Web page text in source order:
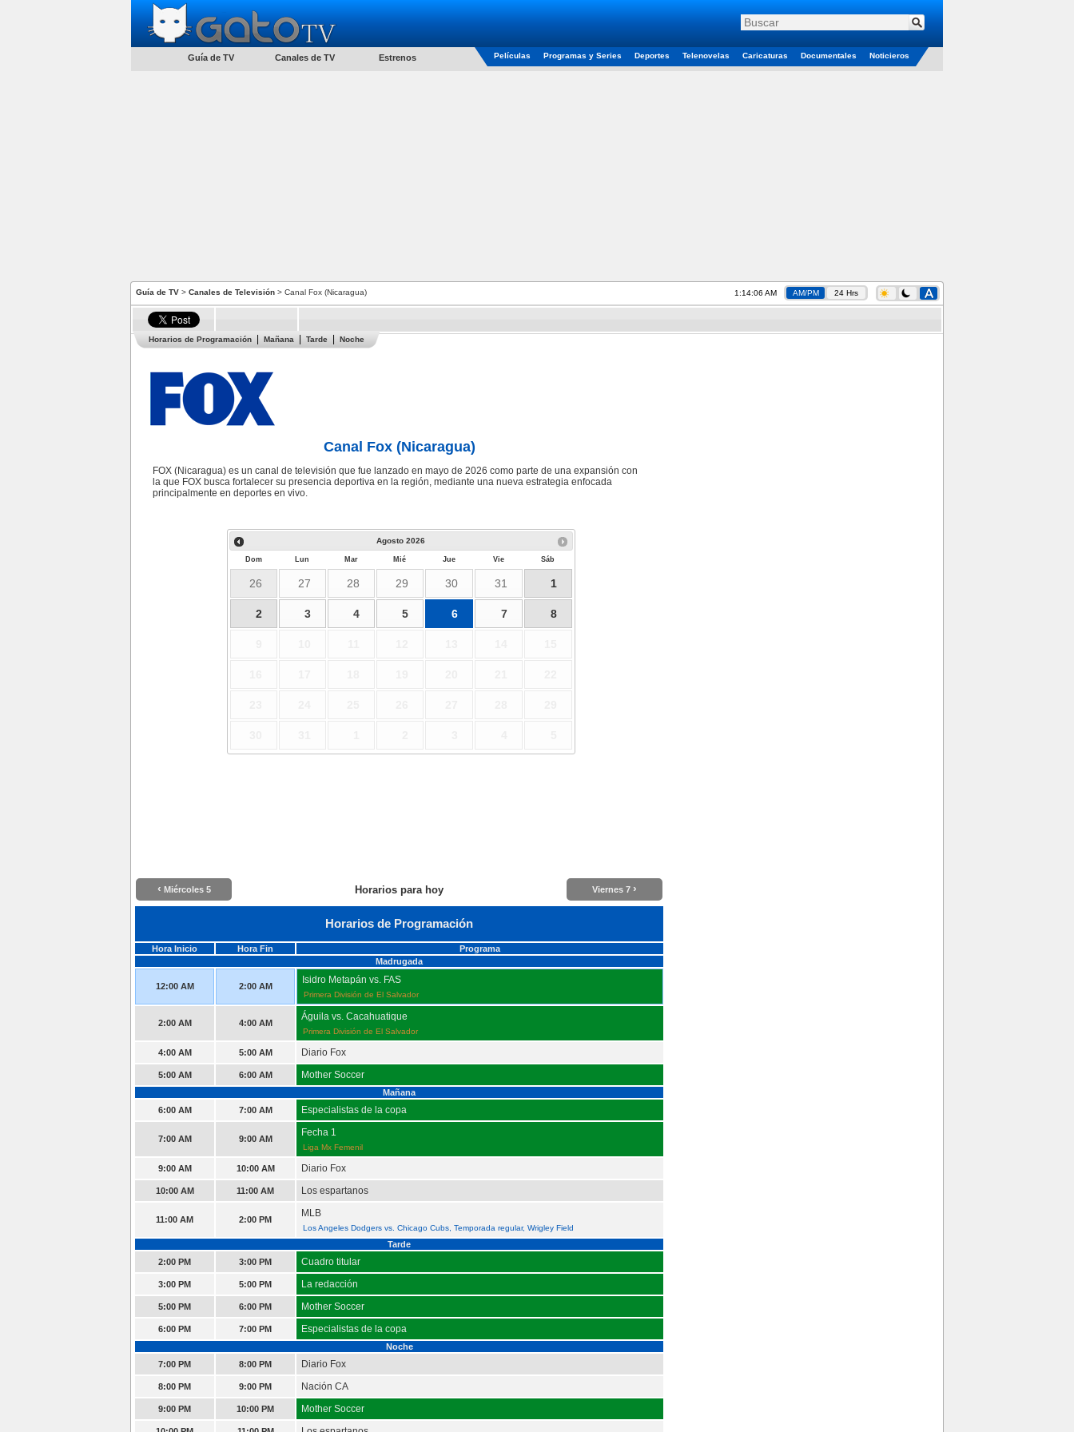
Guía de TV Canales de TV Estrenos Películas Programas y Series Deportes Telenovelas Caricaturas Documentales Noticieros
Guía de TV > Canales de Televisión > Canal Fox (Nicaragua) 1:14:07 AM AM/PM 24 Hrs
Horarios de Programación Mañana Tarde Noche
Canal Fox (Nicaragua)
FOX (Nicaragua) es un canal de televisión que fue lanzado en mayo de 2026 como parte de una expansión con
la que FOX busca fortalecer su presencia deportiva en la región, mediante una nueva estrategia enfocada
principalmente en deportes en vivo.
Agosto 2026
Dom Lun Mar Mié Jue Vie Sáb
26 27 28 29 30 31 1
2 3 4 5 6 7 8
‹ Miércoles 5 Horarios para hoy Viernes 7 ›
Horarios de Programación
Hora Inicio Hora Fin
Programa
Madrugada
12:00 AM 2:00 AM
Isidro Metapán vs. FAS
Primera División de El Salvador
2:00 AM 4:00 AM
Águila vs. Cacahuatique
Primera División de El Salvador
4:00 AM 5:00 AM Diario Fox
5:00 AM 6:00 AM Mother Soccer
Mañana
6:00 AM
7:00 AM Especialistas de la copa
7:00 AM 9:00 AM
Fecha 1
Liga Mx Femenil
9:00 AM 10:00 AM Diario Fox
10:00 AM 11:00 AM Los espartanos
11:00 AM 2:00 PM
MLB
Los Angeles Dodgers vs. Chicago Cubs, Temporada regular, Wrigley Field
Tarde
2:00 PM
3:00 PM Cuadro titular
3:00 PM 5:00 PM La redacción
5:00 PM 6:00 PM Mother Soccer
6:00 PM 7:00 PM Especialistas de la copa
Noche
7:00 PM
8:00 PM Diario Fox
8:00 PM 9:00 PM Nación CA
9:00 PM 10:00 PM Mother Soccer